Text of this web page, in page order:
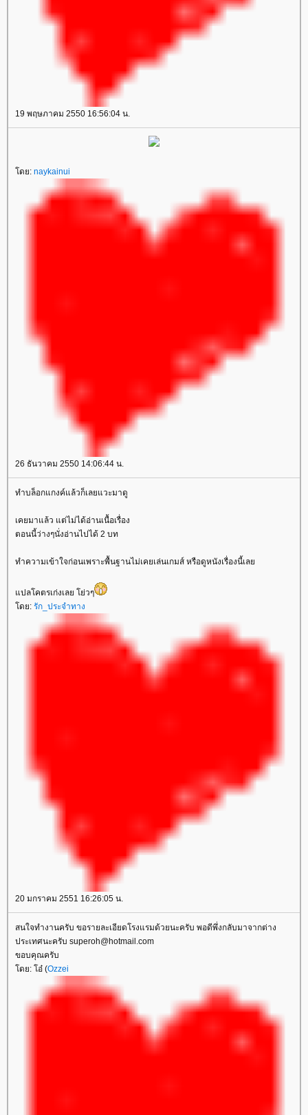
19 พฤษภาคม 2550 16:56:04 น.
ดย: naykainui
26 ธันวาคม 2550 14:06:44 น.
ทำบล็อกแกงค์แล้วก็เลยแวะมาดู
เคยมาแล้ว แต่ไม่ได้อ่านเนื้อเรื่อง
ตอนนี้ว่างๆนั่งอ่านไปได้ 2 บท
ทำความเข้าใจก่อนเพราะพื้นฐานไม่เคยเล่นเกมส์ หรือดูหนังเรื่องนี้เล
ปลโคตรเก่งเลย โย่วๆ
ดย: รัก_ประจำทาง
20 มกราคม 2551 16:26:05 น.
สนใจทำงานครับ ขอรายละเอียดโรงแรมด้วยนะครับ พอดีพึ่งกลับมาจากต่าง
ประเทศนะครับ superoh@hotmail.com
ขอบคุณครับ
ดย: โอ๋ (Ozzei